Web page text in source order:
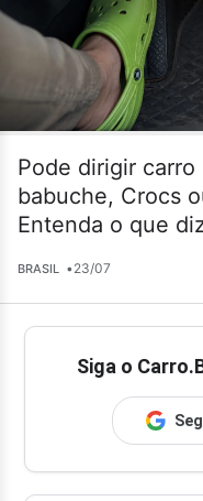
Pode dirigir
babuche, Crocs
Entenda o que
BRASIL •23/07
Siga o